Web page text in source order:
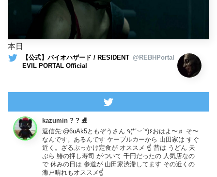
本日
【公式】バイオハザード / RESIDENT
EVIL PORTAL Official
@REBHPortal
kazumin ? ? ⛸️
返信先:@6uAk5ともぞうさん ٩(*ˊ︶`*)۶おはよ〜♬ そ〜
なんです。あるんです ケーブルカーから 山田家は すぐ
近く。ざるぶっかけ定食が オススメ ☝️ 昔は うどん 天
ぷら 鰆の押し寿司 がついて 千円だったの 人気店なの
で 休みの日は 参道が 山田家渋滞してます その近くの
瀬戸晴れもオススメ☝️